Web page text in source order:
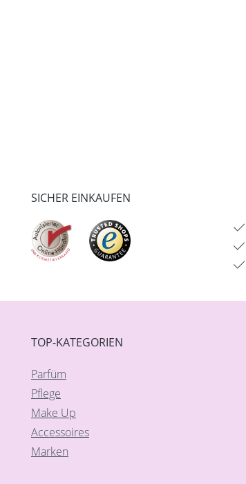
SICHER EINKAUFEN
TOP-KATEGORIEN
Parfüm
Pflege
Make Up
Accessoires
Marken